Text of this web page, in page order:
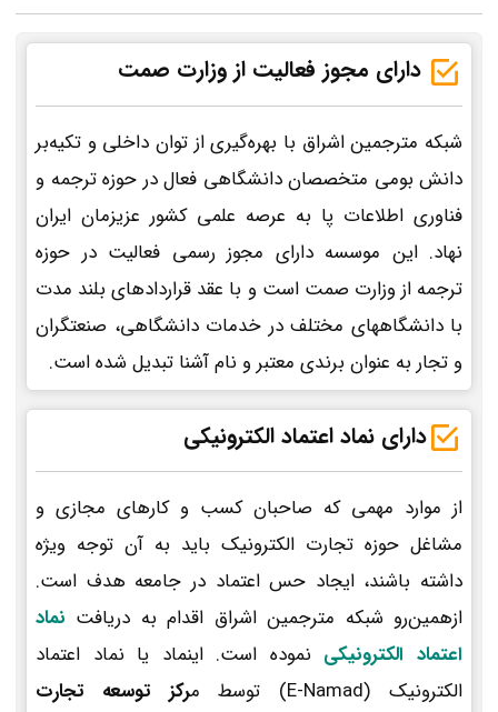
دارای مجوز فعالیت از وزارت صمت
شبکه مترجمین اشراق با بهره‌گیری از توان داخلی و تکیه‌بر
دانش بومی متخصصان دانشگاهی فعال در حوزه ترجمه و
فناوری اطلاعات پا به عرصه علمی کشور عزیزمان ایران
نهاد. این موسسه دارای مجوز رسمی فعالیت در حوزه
ترجمه از وزارت صمت است و با عقد قراردادهای بلند مدت
با دانشگاههای مختلف در خدمات دانشگاهی، صنعتگران
و تجار به عنوان برندی معتبر و نام آشنا تبدیل شده است.
دارای نماد اعتماد الکترونیکی
از موارد مهمی که صاحبان کسب و کارهای مجازی و
مشاغل حوزه تجارت الکترونیک باید به آن توجه ویژه
داشته باشند، ایجاد حس اعتماد در جامعه هدف است.
ازهمین‌رو شبکه مترجمین اشراق اقدام به دریافت نماد
اعتماد الکترونیکی نموده است. اینماد یا نماد اعتماد
الکترونیک (E-Namad) توسط م
رکز توسعه تجارت